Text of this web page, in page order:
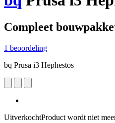
Compleet
1 beoordeling
bq Prusa i3 Hephestos
UitverkochtProduct wordt niet